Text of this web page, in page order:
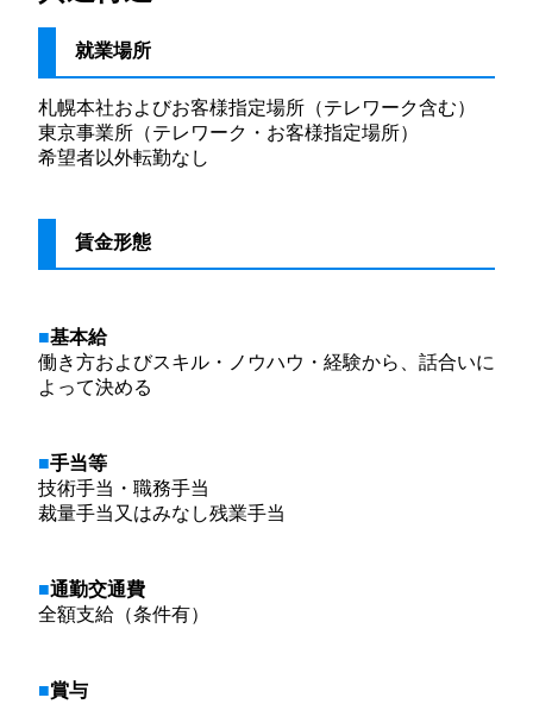
就業場所
札幌本社およびお客様指定場所（テレワーク含む）
東京事業所（テレワーク・お客様指定場所）
希望者以外転勤なし
賃金形態
基本給
働き方およびスキル・ノウハウ・経験から、話合いに
よって決める
手当等
技術手当・職務手当
裁量手当又はみなし残業手当
通勤交通費
全額支給（条件有）
賞与